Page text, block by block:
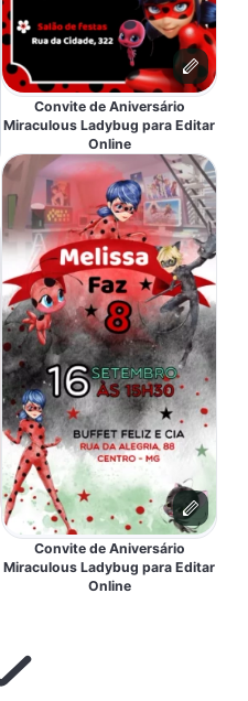
Convite de Aniversário
Miraculous Ladybug para Editar
Online
Convite de Aniversário
Miraculous Ladybug para Editar
Online